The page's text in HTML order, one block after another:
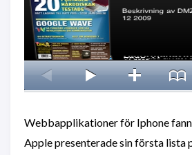
Webbapplikationer för Iphone
Apple presenterade sin första lista